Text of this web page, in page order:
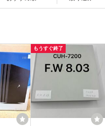
もうすぐ終了